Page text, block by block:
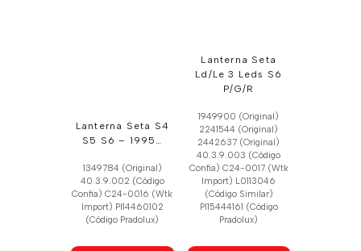
Lanterna Seta S4
S5 S6 – 1995…
1349784 (Original)
40.3.9.002 (Código
Confia) C24-0016 (Wtk
Import) Pl14460102
(Código Pradolux)
Lanterna Seta
Ld/Le 3 Leds S6
P/G/R
1949900 (Original)
2241544 (Original)
2442637 (Original)
40.3.9.003 (Código
Confia) C24-0017 (Wtk
Import) L0113046
(Código Similar)
Pl15444161 (Código
Pradolux)